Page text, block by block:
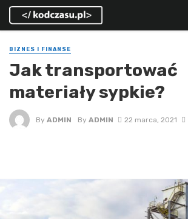
BIZNES I FINANSE
Jak transportować
materiały sypkie?
By ADMIN ByADMIN 22 marca, 2021